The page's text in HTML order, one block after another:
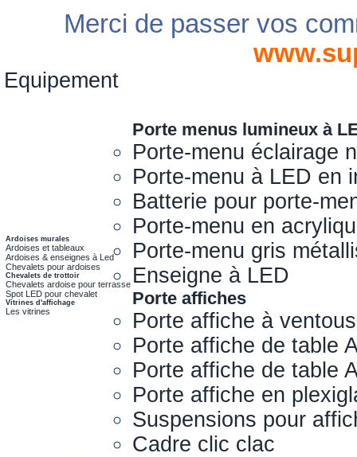
Merci de passer vos
Equipement
Ardoises murales
Ardoises et tableaux
Ardoises & enseignes à Led
Chevalets pour ardoises
Chevalets de trottoir
Chevalets ardoise pour terrasse
Spot LED pour chevalet
Vitrines d'affichage
Les vitrines
Porte menus lumineux à
Porte-menu éclairage
Porte-menu à LED en
Batterie pour porte-
Porte-menu en
Porte-menu gris
Enseigne à LED
Porte affiches
Porte affiche à
Porte affiche de table
Porte affiche de table
Porte affiche en
Suspensions pour
Cadre clic clac